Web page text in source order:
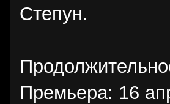
Степун.
Премьера: 16